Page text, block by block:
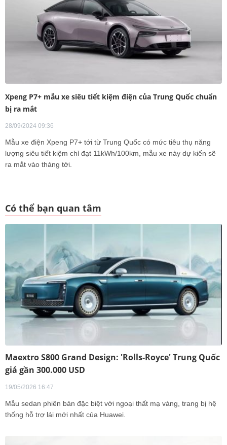
Xpeng P7+ mẫu xe siêu tiết kiệm điện của Trung Quốc chuẩn
bị ra mắt
28/09/2024 09:36
Mẫu xe điện Xpeng P7+ tới từ Trung Quốc có mức tiêu thụ năng
lượng siêu tiết kiệm chỉ đạt 11kWh/100km, mẫu xe này dự kiến sẽ
ra mắt vào tháng tới.
Có thể bạn quan tâm
Maextro S800 Grand Design: 'Rolls-Royce' Trung Quốc
giá gần 300.000 USD
19/05/2026 16:47
Mẫu sedan phiên bản đặc biệt với ngoại thất mạ vàng, trang bị hệ
thống hỗ trợ lái mới nhất của Huawei.